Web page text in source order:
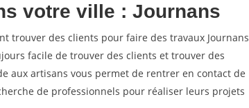
votre ville : Journans
trouver des clients pour faire des travaux Journans
facile de trouver des clients et trouver des
aux artisans vous permet de rentrer en contact de
de professionnels pour réaliser leurs projets